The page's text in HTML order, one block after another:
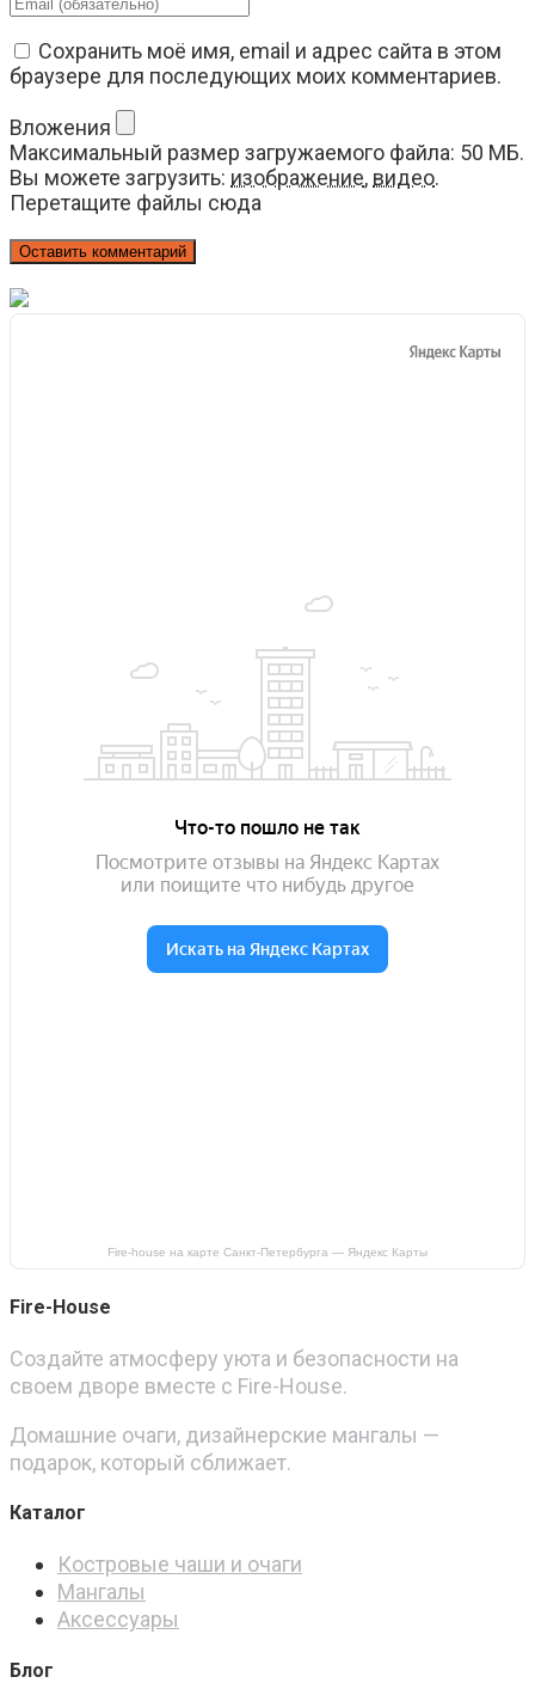
имя
или
имя
чтобы
прокомментировать
email-
адрес,
прокомментировать
Сохранить моё имя, email и адрес сайта в этом
браузере для последующих моих комментариев.
Вложения
Максимальный размер загружаемого файла: 50 МБ.
Вы можете загрузить: изображение, видео.
Перетащите файлы сюда
Fire-house на карте Санкт‑Петербурга — Яндекс Карты
Fire-House
Создайте атмосферу уюта и безопасности на
своем дворе вместе с Fire-House.
Домашние очаги, дизайнерские мангалы —
подарок, который сближает.
Каталог
Костровые чаши и очаги
Мангалы
Аксессуары
Блог